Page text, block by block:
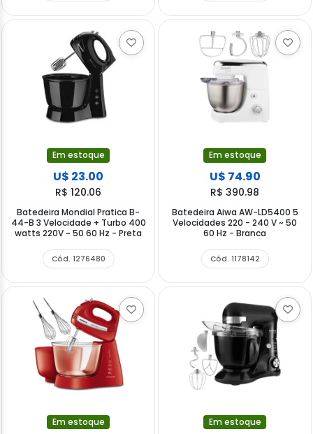
Em estoque
U$ 23.00
R$ 120.06
Batedeira Mondial Pratica B-
44-B 3 Velocidade + Turbo 400
watts 220V ~ 50 60 Hz - Preta
Cód. 1276480
Em estoque
U$ 74.90
R$ 390.98
Batedeira Aiwa AW-LD5400 5
Velocidades 220 - 240 V ~ 50
60 Hz - Branca
Cód. 1178142
Em estoque Em estoque